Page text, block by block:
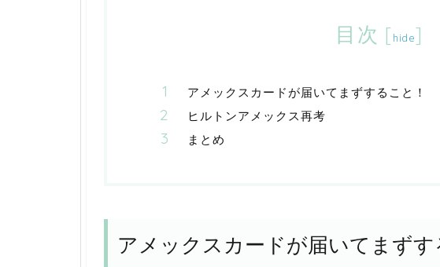
目次 [hide]
アメックスカードが届いてまずすること！
ヒルトンアメックス再考
まとめ
アメックスカードが届いてまずす